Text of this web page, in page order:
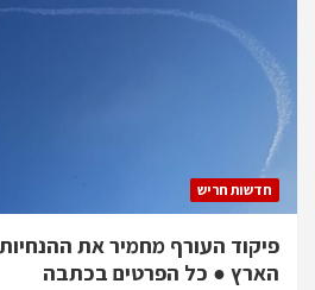
חדשות חריש
פיקוד העורף מחמיר את
הארץ ● כל הפרטים בכתבה